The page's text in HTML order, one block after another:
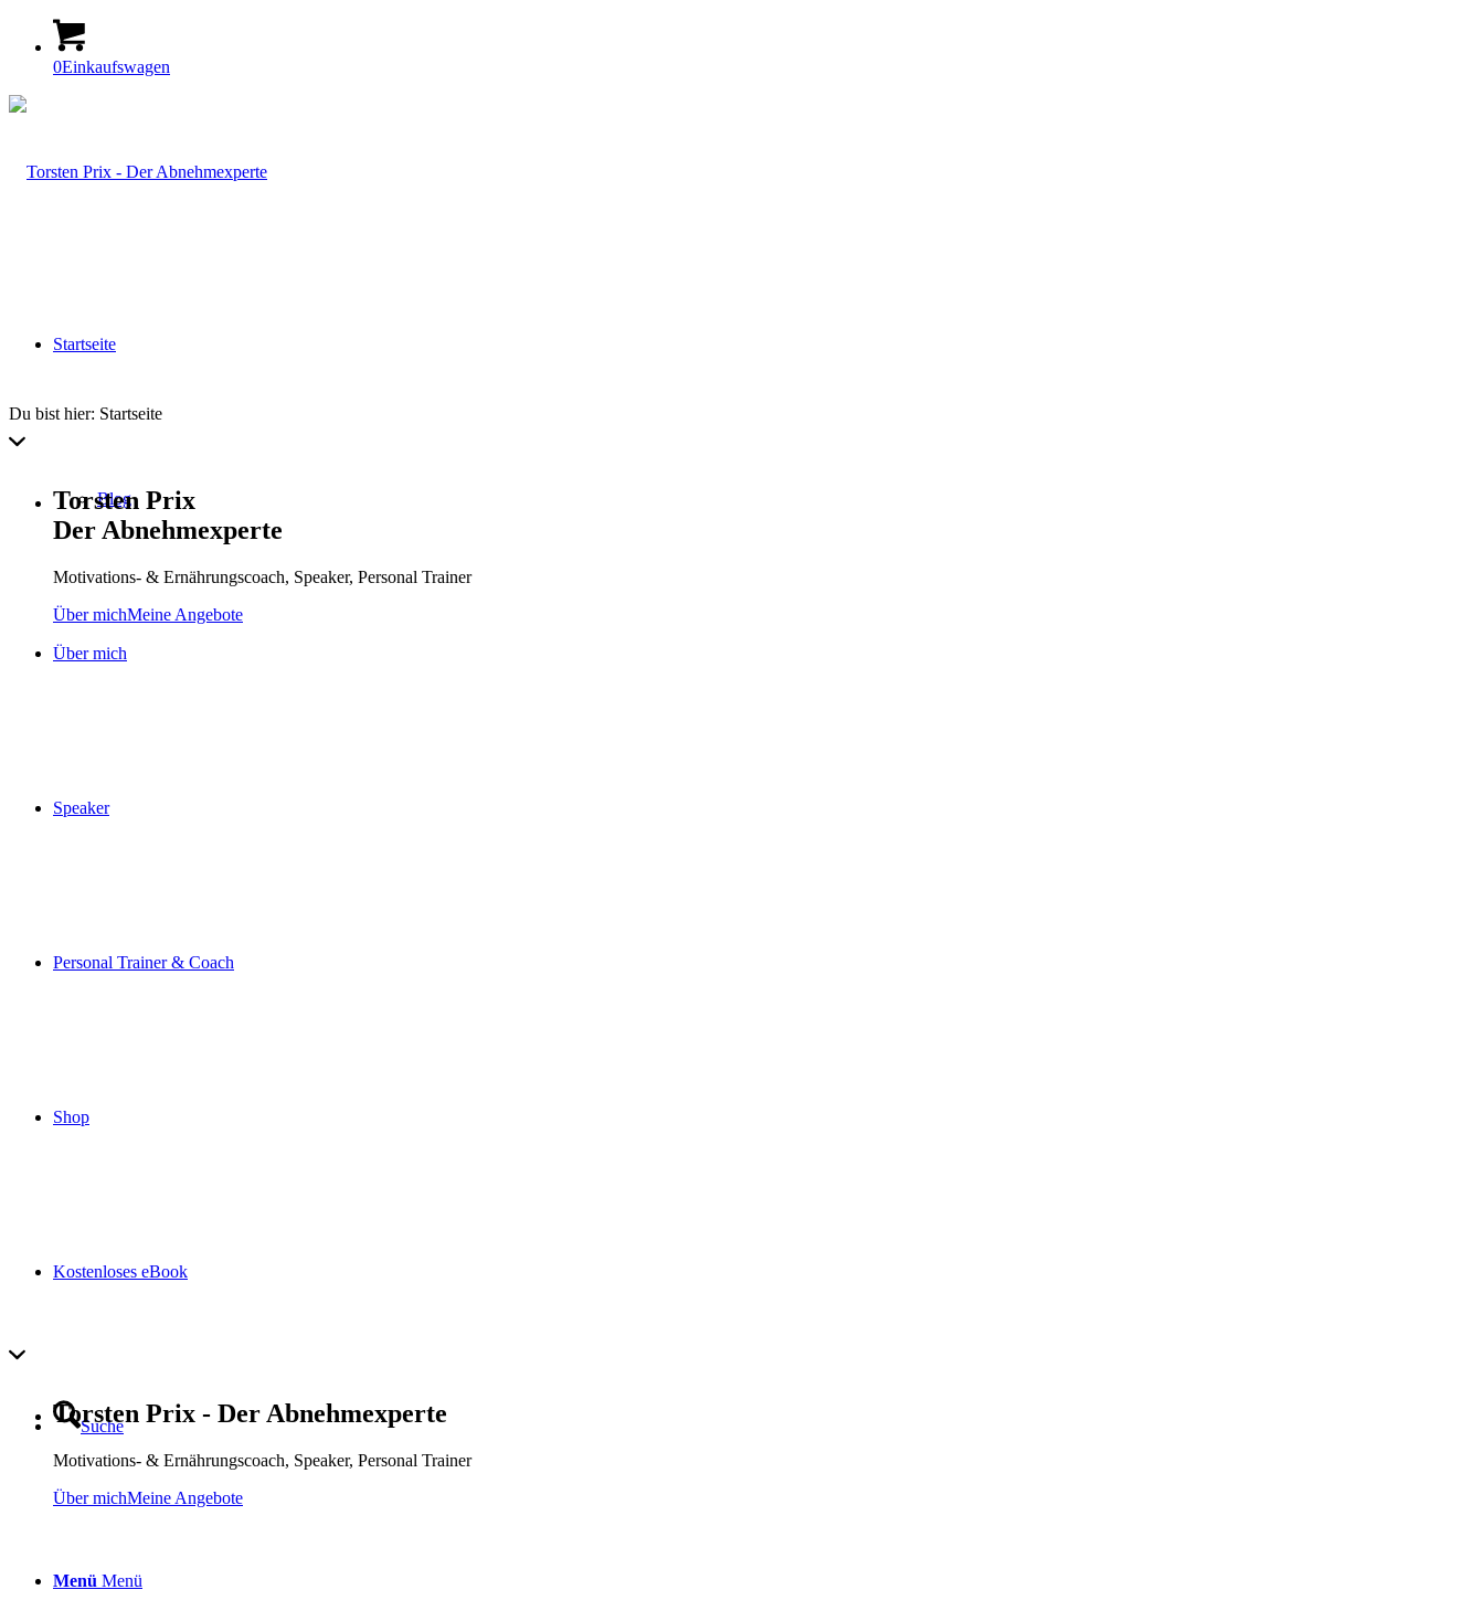
0Einkaufswagen
Startseite
Blog
Über mich
Speaker
Personal Trainer & Coach
Shop
Kostenloses eBook
Suche
Menü Menü
Du bist hier: Startseite
Torsten Prix
Der Abnehmexperte
Motivations- & Ernährungscoach, Speaker, Personal Trainer
Über michMeine Angebote
Torsten Prix - Der Abnehmexperte
Motivations- & Ernährungscoach, Speaker, Personal Trainer
Über michMeine Angebote